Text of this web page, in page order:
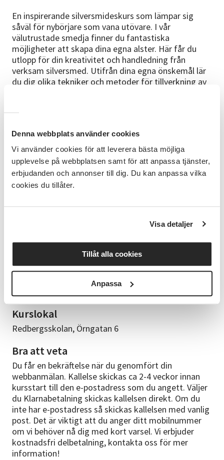
Denna webbplats använder cookies
Vi använder cookies för att leverera bästa möjliga
upplevelse på webbplatsen samt för att anpassa tjänster,
erbjudanden och annonser till dig. Du kan anpassa vilka
cookies du tillåter.
Visa detaljer
Tillåt alla cookies
Anpassa
En inspirerande silversmideskurs som lämpar sig
såväl för nybörjare som vana utövare. I vår
välutrustade smedja finner du fantastiska
möjligheter att skapa dina egna alster. Här får du
utlopp för din kreativitet och handledning från
verksam silversmed. Utifrån dina egna önskemål lär
du dig olika tekniker och metoder för tillverkning av
Förkunskaper
Inga förkunskaper krävs.
Kursmaterial
Ta gärna med dig eget silvermaterial, men du kan
naturligtvis även köpa silvermaterial direkt på kursen.
Pris är 30 kr per gram. Materialet du använt betalar
gammalt kärt silversmycke eller återanvänd dina
gamla smycken eller silverföremål (även guld) för att
du vill kan du också arbeta i plexiglas eller andra
metaller som exempelvis mässing eller koppar.
Kursledare
Kurslokal
Redbergsskolan, Örngatan 6
Bra att veta
Du får en bekräftelse när du genomfört din
webbanmälan. Kallelse skickas ca 2-4 veckor innan
kursstart till den e-postadress som du angett. Väljer
du Klarnabetalning skickas kallelsen direkt. Om du
inte har e-postadress så skickas kallelsen med vanlig
post. Det är viktigt att du anger ditt mobilnummer
om vi behöver nå dig med kort varsel. Vi erbjuder
kostnadsfri delbetalning, kontakta oss för mer
information!